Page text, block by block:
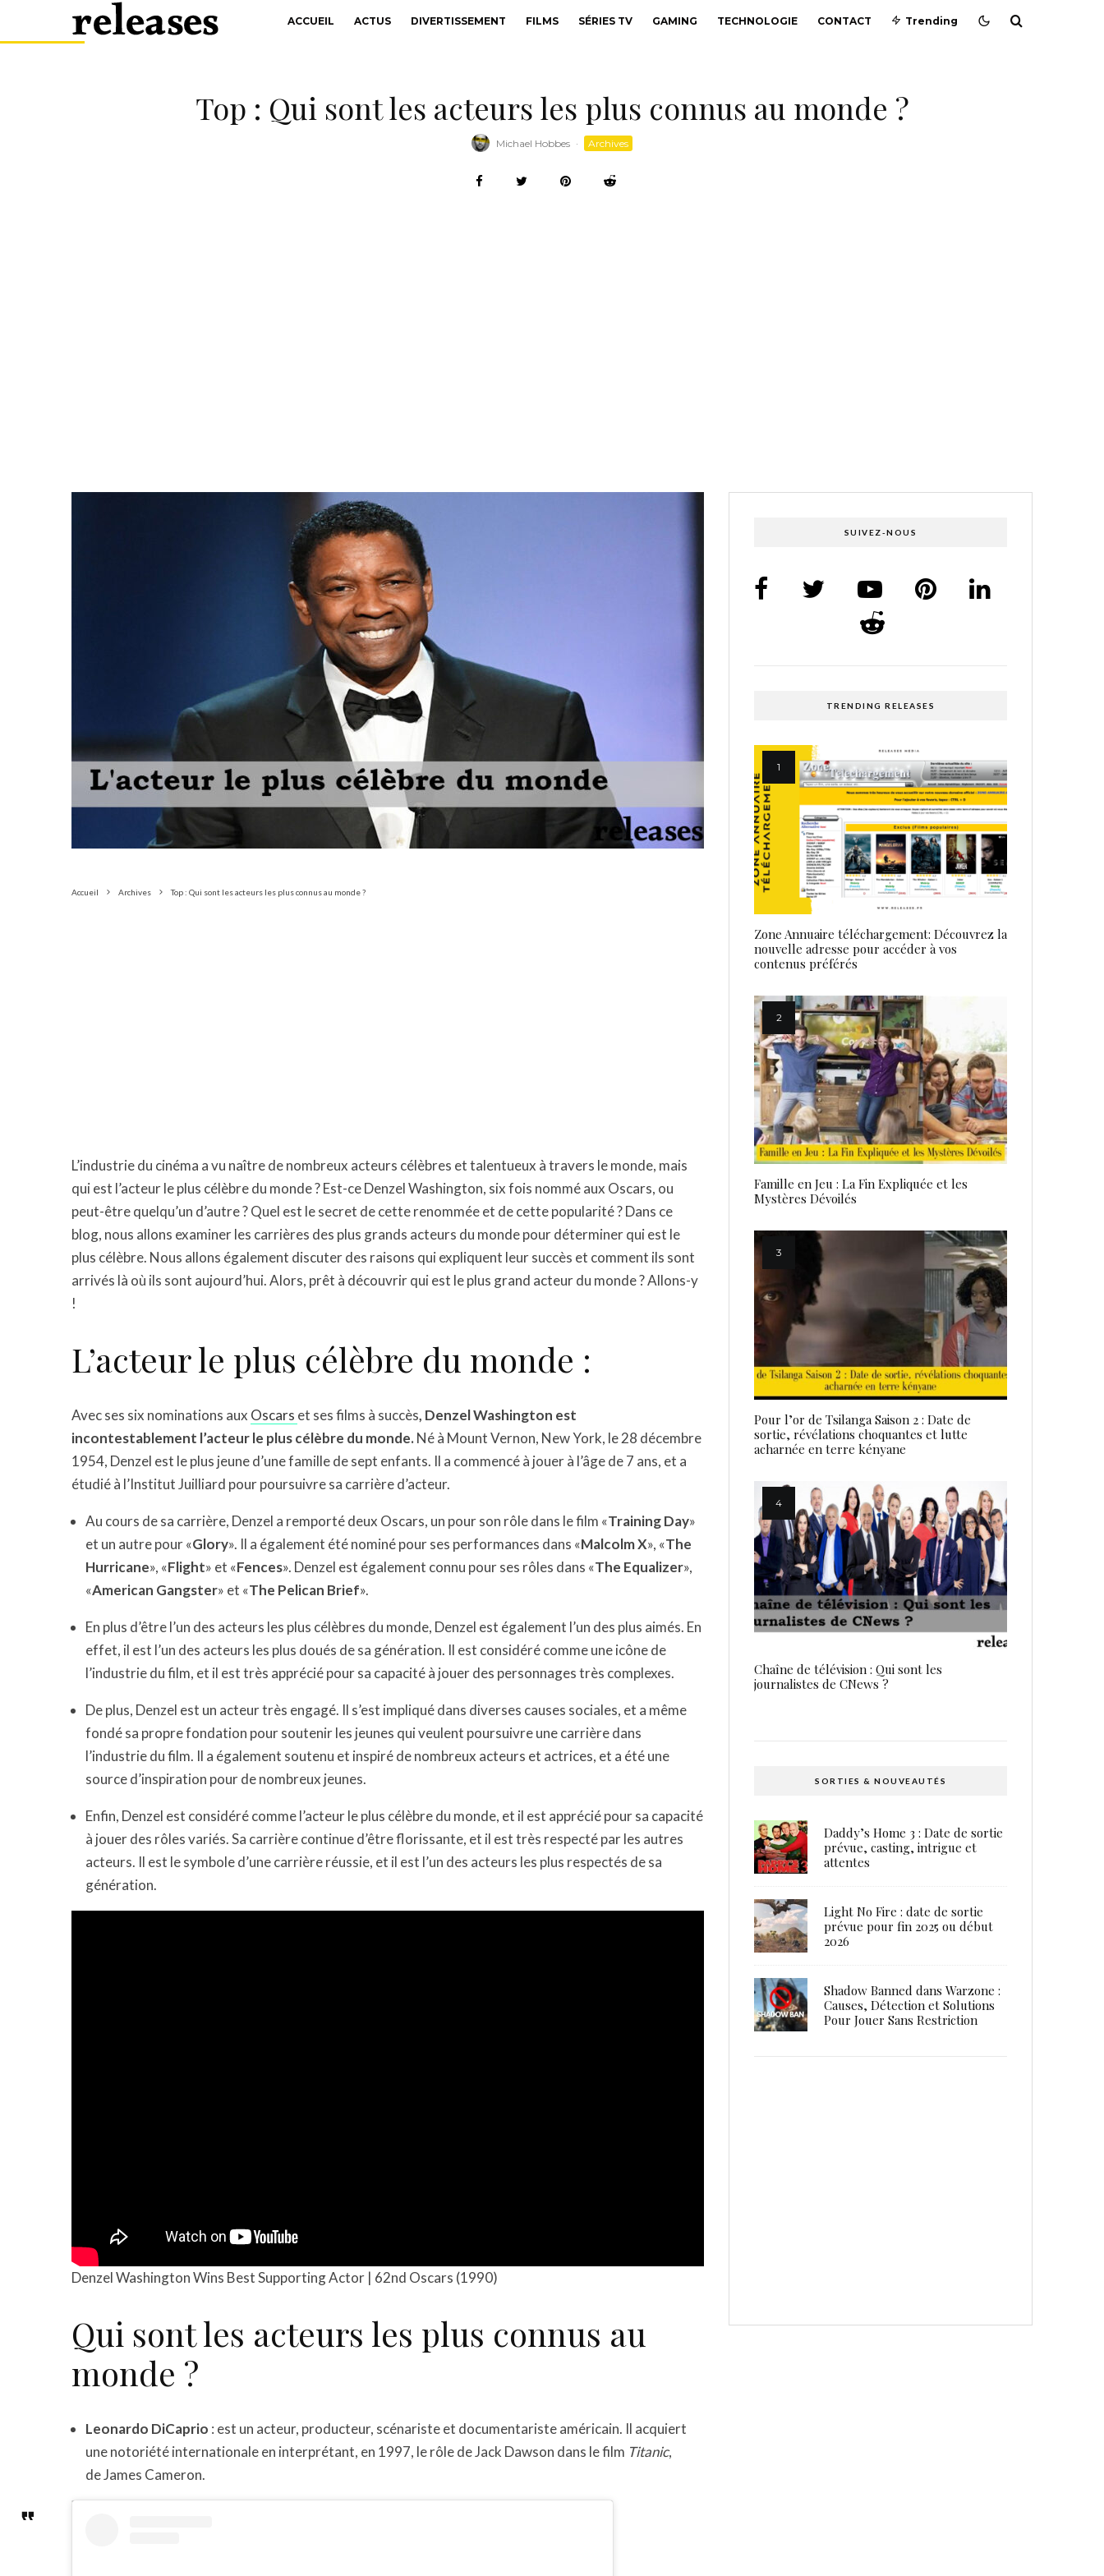
ACCUEIL ACTUS DIVERTISSEMENT FILMS SÉRIES TV GAMING TECHNOLOGIE CONTACT Trending
Top : Qui sont les acteurs les plus connus au monde ?
Michael Hobbes · Archives
Accueil Archives Top : Qui sont les acteurs les plus connus au monde ?
L’industrie du cinéma a vu naître de nombreux acteurs célèbres et talentueux à travers le monde, mais
qui est l’acteur le plus célèbre du monde ? Est-ce Denzel Washington, six fois nommé aux Oscars, ou
peut-être quelqu’un d’autre ? Quel est le secret de cette renommée et de cette popularité ? Dans ce
blog, nous allons examiner les carrières des plus grands acteurs du monde pour déterminer qui est le
plus célèbre. Nous allons également discuter des raisons qui expliquent leur succès et comment ils sont
arrivés là où ils sont aujourd’hui. Alors, prêt à découvrir qui est le plus grand acteur du monde ? Allons-y
!
L’acteur le plus célèbre du monde :
Avec ses six nominations aux Oscars et ses films à succès, Denzel Washington est
incontestablement l’acteur le plus célèbre du monde.Né à Mount Vernon, New York, le 28 décembre
1954, Denzel est le plus jeune d’une famille de sept enfants. Il a commencé à jouer à l’âge de 7 ans, et a
étudié à l’Institut Juilliard pour poursuivre sa carrière d’acteur.
Au cours de sa carrière, Denzel a remporté deux Oscars, un pour son rôle dans le film «Training Day»
et un autre pour «Glory». Il a également été nominé pour ses performances dans «Malcolm X», «The
Hurricane», «Flight» et «Fences». Denzel est également connu pour ses rôles dans «The Equalizer»,
«American Gangster» et «The Pelican Brief».
En plus d’être l’un des acteurs les plus célèbres du monde, Denzel est également l’un des plus aimés. En
effet, il est l’un des acteurs les plus doués de sa génération. Il est considéré comme une icône de
l’industrie du film, et il est très apprécié pour sa capacité à jouer des personnages très complexes.
De plus, Denzel est un acteur très engagé. Il s’est impliqué dans diverses causes sociales, et a même
fondé sa propre fondation pour soutenir les jeunes qui veulent poursuivre une carrière dans
l’industrie du film. Il a également soutenu et inspiré de nombreux acteurs et actrices, et a été une
source d’inspiration pour de nombreux jeunes.
Enfin, Denzel est considéré comme l’acteur le plus célèbre du monde, et il est apprécié pour sa capacité
à jouer des rôles variés. Sa carrière continue d’être florissante, et il est très respecté par les autres
acteurs. Il est le symbole d’une carrière réussie, et il est l’un des acteurs les plus respectés de sa
génération.
Denzel Washington Wins Best Supporting Actor | 62nd Oscars (1990)
Qui sont les acteurs les plus connus au
monde ?
Leonardo DiCaprio : est un acteur, producteur, scénariste et documentariste américain. Il acquiert
une notoriété internationale en interprétant, en 1997, le rôle de Jack Dawson dans le film Titanic,
de James Cameron.
SUIVEZ-NOUS
TRENDING RELEASES
Zone Annuaire téléchargement: Découvrez la
nouvelle adresse pour accéder à vos
contenus préférés
Famille en Jeu : La Fin Expliquée et les
Mystères Dévoilés
Pour l’or de Tsilanga Saison 2 : Date de
sortie, révélations choquantes et lutte
acharnée en terre kényane
Chaîne de télévision : Qui sont les
journalistes de CNews ?
SORTIES & NOUVEAUTÉS
Daddy’s Home 3 : Date de sortie
prévue, casting, intrigue et
attentes
Light No Fire : date de sortie
prévue pour fin 2025 ou début
2026
Shadow Banned dans Warzone :
Causes, Détection et Solutions
Pour Jouer Sans Restriction